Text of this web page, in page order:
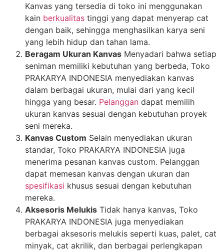
Kanvas yang tersedia di toko ini menggunakan
kain berkualitas tinggi yang dapat menyerap cat
dengan baik, sehingga menghasilkan karya seni
yang lebih hidup dan tahan lama.
Beragam Ukuran Kanvas Menyadari bahwa setiap
seniman memiliki kebutuhan yang berbeda, Toko
PRAKARYA INDONESIA menyediakan kanvas
dalam berbagai ukuran, mulai dari yang kecil
hingga yang besar. Pelanggan dapat memilih
ukuran kanvas sesuai dengan kebutuhan proyek
seni mereka.
Kanvas Custom Selain menyediakan ukuran
standar, Toko PRAKARYA INDONESIA juga
menerima pesanan kanvas custom. Pelanggan
dapat memesan kanvas dengan ukuran dan
spesifikasi khusus sesuai dengan kebutuhan
mereka.
Aksesoris Melukis Tidak hanya kanvas, Toko
PRAKARYA INDONESIA juga menyediakan
berbagai aksesoris melukis seperti kuas, palet, cat
minyak, cat akrilik, dan berbagai perlengkapan